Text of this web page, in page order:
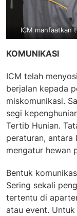
ICM manfaatkan
KOMUNIKASI
ICM telah
berjalan kepada
miskomunikasi.
segi
Tertib Hunian.
peraturan, antara
mengatur hewan
Bentuk
Sering sekali
tertentu di
atau event.